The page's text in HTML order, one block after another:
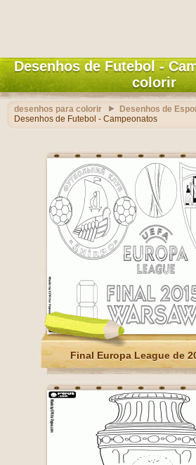
Desenhos de Futebol -
colorir
desenhos para colorir
Desenhos de
Desenhos de Futebol - Campeonatos
Final Europa League de